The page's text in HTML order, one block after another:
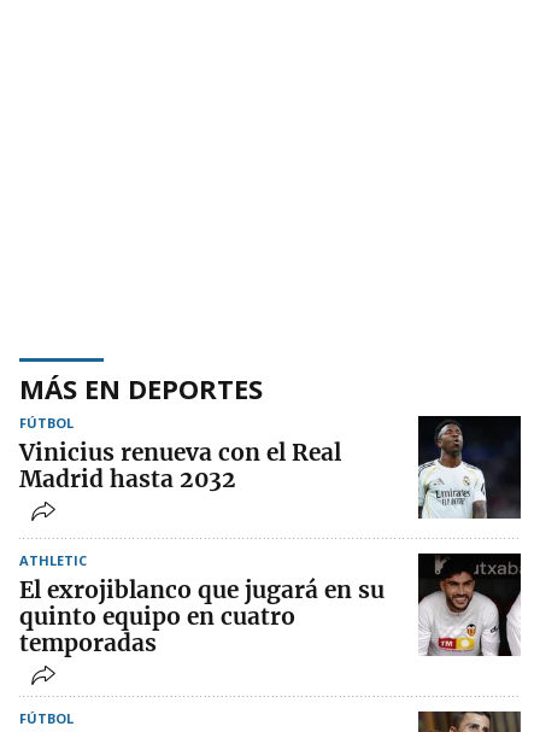
MÁS EN DEPORTES
FÚTBOL
Vinicius renueva con el Real
Madrid hasta 2032
ATHLETIC
El exrojiblanco que jugará en su
quinto equipo en cuatro
temporadas
FÚTBOL